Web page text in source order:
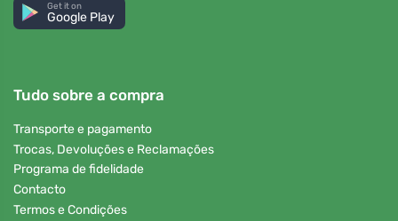
Get it on
Google Play
Tudo sobre a compra
Transporte e pagamento
Trocas, Devoluções e Reclamações
Programa de fidelidade
Contacto
Termos e Condições